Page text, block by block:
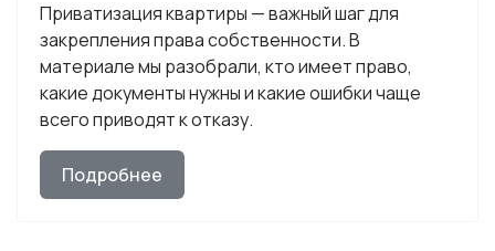
Приватизация квартиры — важный шаг для
закрепления права собственности. В
материале мы разобрали, кто имеет право,
какие документы нужны и какие ошибки чаще
всего приводят к отказу.
Подробнее